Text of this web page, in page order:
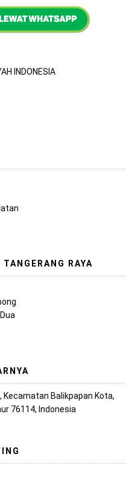
INDONESIA
RAYA
Kecamatan Balikpapan Kota,
76114, Indonesia